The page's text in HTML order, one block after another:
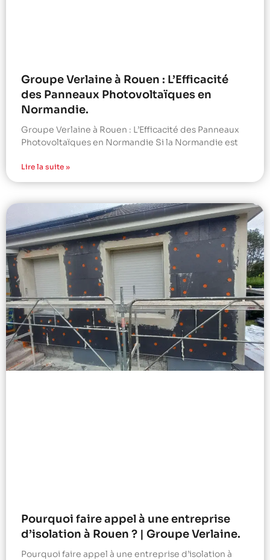
Groupe Verlaine à Rouen : L’Efficacité
des Panneaux Photovoltaïques en
Normandie.
Groupe Verlaine à Rouen : L’Efficacité des Panneaux
Photovoltaïques en Normandie Si la Normandie est
Lire la suite »
Pourquoi faire appel à une entreprise
d’isolation à Rouen ? | Groupe Verlaine.
Pourquoi faire appel à une entreprise d’isolation à